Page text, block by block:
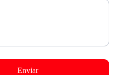
Enviar